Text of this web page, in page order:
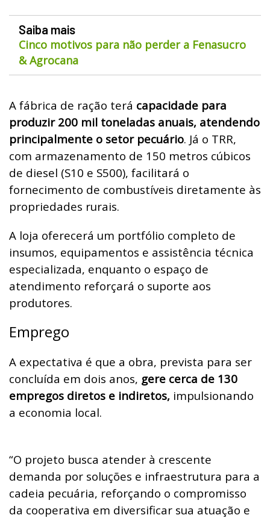
Saiba mais
Cinco motivos para não perder a Fenasucro
& Agrocana
A fábrica de ração terá capacidade para
produzir 200 mil toneladas anuais, atendendo
principalmente o setor pecuário. Já o TRR,
com armazenamento de 150 metros cúbicos
de diesel (S10 e S500), facilitará o
fornecimento de combustíveis diretamente às
propriedades rurais.
A loja oferecerá um portfólio completo de
insumos, equipamentos e assistência técnica
especializada, enquanto o espaço de
atendimento reforçará o suporte aos
produtores.
Emprego
A expectativa é que a obra, prevista para ser
concluída em dois anos, gere cerca de 130
empregos diretos e indiretos, impulsionando
a economia local.
“O projeto busca atender à crescente
demanda por soluções e infraestrutura para a
cadeia pecuária, reforçando o compromisso
da cooperativa em diversificar sua atuação e